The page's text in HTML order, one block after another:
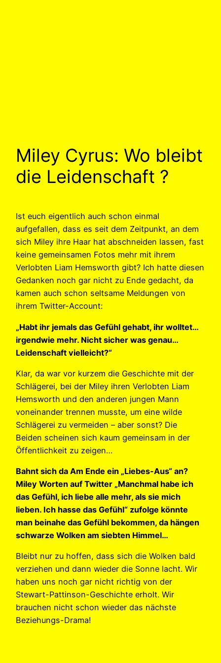
Miley Cyrus: Wo bleibt
die Leidenschaft ?
Ist euch eigentlich auch schon einmal
aufgefallen, dass es seit dem Zeitpunkt, an dem
sich Miley ihre Haar hat abschneiden lassen, fast
keine gemeinsamen Fotos mehr mit ihrem
Verlobten Liam Hemsworth gibt? Ich hatte diesen
Gedanken noch gar nicht zu Ende gedacht, da
kamen auch schon seltsame Meldungen von
ihrem Twitter-Account:
„Habt ihr jemals das Gefühl gehabt, ihr wolltet…
irgendwie mehr. Nicht sicher was genau…
Leidenschaft vielleicht?“
Klar, da war vor kurzem die Geschichte mit der
Schlägerei, bei der Miley ihren Verlobten Liam
Hemsworth und den anderen jungen Mann
voneinander trennen musste, um eine wilde
Schlägerei zu vermeiden – aber sonst? Die
Beiden scheinen sich kaum gemeinsam in der
Öffentlichkeit zu zeigen…
Bahnt sich da Am Ende ein „Liebes-Aus“ an?
Miley Worten auf Twitter „Manchmal habe ich
das Gefühl, ich liebe alle mehr, als sie mich
lieben. Ich hasse das Gefühl“ zufolge könnte
man beinahe das Gefühl bekommen, da hängen
schwarze Wolken am siebten Himmel…
Bleibt nur zu hoffen, dass sich die Wolken bald
verziehen und dann wieder die Sonne lacht. Wir
haben uns noch gar nicht richtig von der
Stewart-Pattinson-Geschichte erholt. Wir
brauchen nicht schon wieder das nächste
Beziehungs-Drama!